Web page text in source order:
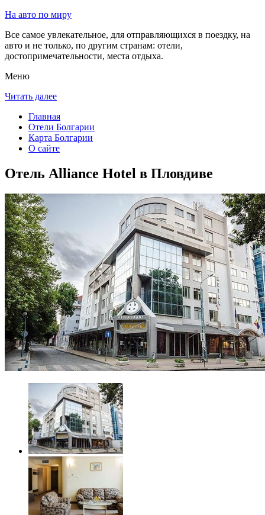
На авто по миру
Все самое увлекательное, для отправляющихся в поездку, на
авто и не только, по другим странам: отели,
достопримечательности, места отдыха.
Меню
Читать далее
Главная
Отели Болгарии
Карта Болгарии
О сайте
Отель Alliance Hotel в Пловдиве